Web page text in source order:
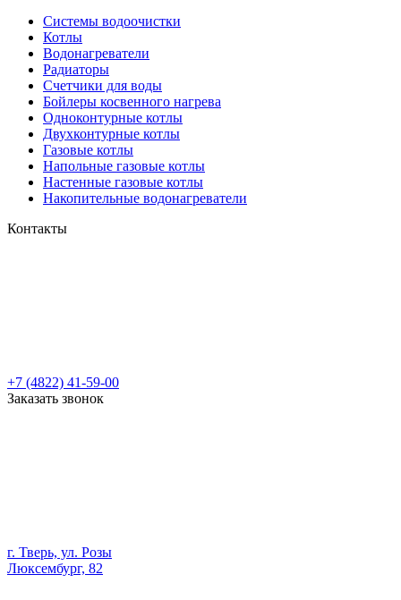
Системы водоочистки
Котлы
Водонагреватели
Радиаторы
Cчетчики для воды
Бойлеры косвенного нагрева
Одноконтурные котлы
Двухконтурные котлы
Газовые котлы
Напольные газовые котлы
Настенные газовые котлы
Накопительные водонагреватели
Контакты
+7 (4822) 41-59-00
Заказать звонок
г. Тверь, ул. Розы
Люксембург, 82